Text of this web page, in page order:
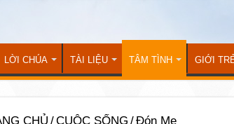
LỜI CHÚA TÀI LIỆU TÂM TÌNH GIỚI
CHỦ /CUỘC SỐNG /Đón Mẹ